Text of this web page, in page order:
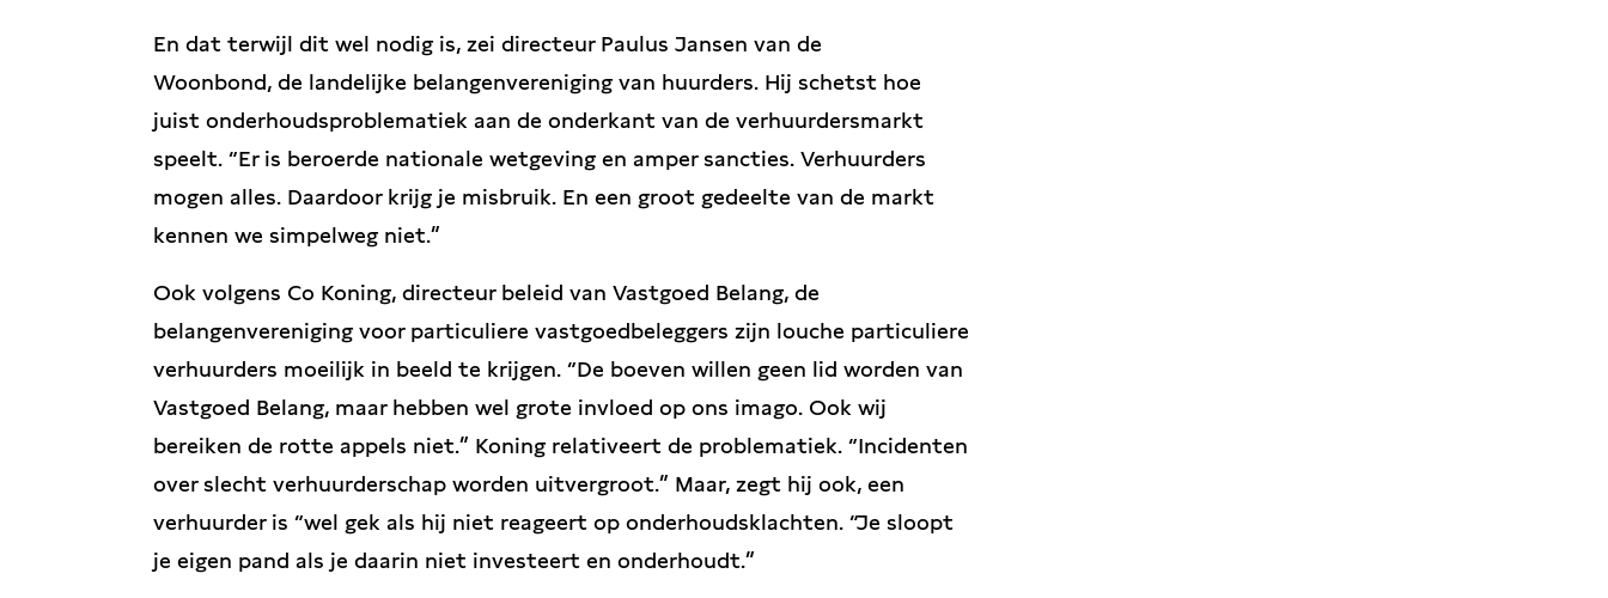
En dat terwijl dit wel nodig is, zei directeur Paulus Jansen van de
Woonbond, de landelijke belangenvereniging van huurders. Hij schetst hoe
juist onderhoudsproblematiek aan de onderkant van de verhuurdersmarkt
speelt. “Er is beroerde nationale wetgeving en amper sancties. Verhuurders
mogen alles. Daardoor krijg je misbruik. En een groot gedeelte van de markt
kennen we simpelweg niet.”
Ook volgens Co Koning, directeur beleid van Vastgoed Belang, de
belangenvereniging voor particuliere vastgoedbeleggers zijn louche particuliere
verhuurders moeilijk in beeld te krijgen. “De boeven willen geen lid worden van
Vastgoed Belang, maar hebben wel grote invloed op ons imago. Ook wij
bereiken de rotte appels niet.” Koning relativeert de problematiek. “Incidenten
over slecht verhuurderschap worden uitvergroot.” Maar, zegt hij ook, een
verhuurder is “wel gek als hij niet reageert op onderhoudsklachten. “Je sloopt
je eigen pand als je daarin niet investeert en onderhoudt.”